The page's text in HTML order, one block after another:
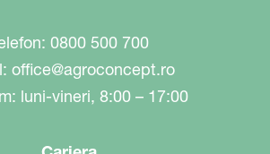
0800 500 700
office@agroconcept.ro
luni-vineri, 8:00 – 17:00